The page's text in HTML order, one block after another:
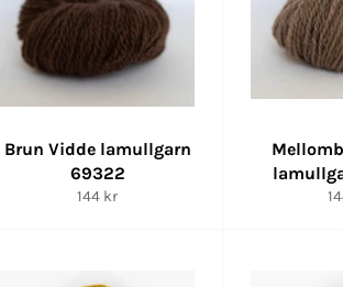
Brun Vidde lamullgarn
69322
Vanlig
144 kr